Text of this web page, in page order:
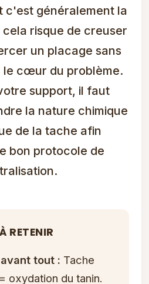
c'est généralement la
risque de creuser
un placage sans
le cœur du problème.
support, il faut
la nature chimique
de la tache afin
bon protocole de
RETENIR
tout : Tache
oxydation du tanin.